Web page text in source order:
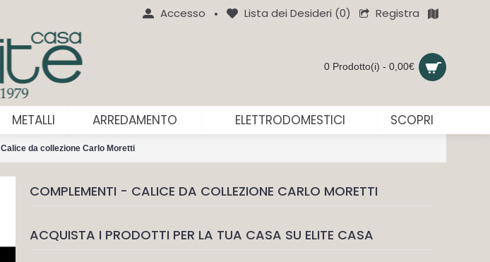
Accesso • Lista dei Desideri (0) Registra
0 Prodotto(i) - 0,00€
METALLI ARREDAMENTO ELETTRODOMESTICI SCOPRI
Calice da collezione Carlo Moretti
COMPLEMENTI - CALICE DA COLLEZIONE CARLO MORETTI
ACQUISTA I PRODOTTI PER LA TUA CASA SU ELITE CASA